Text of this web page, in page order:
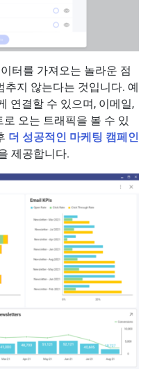
터를 가져오는 놀라운 점
지 않는다는 것입니다. 예
연결할 수 있으며, 이메일,
오는 트래픽을 볼 수 있
더 성공적인 마케팅 캠페인
제공합니다.